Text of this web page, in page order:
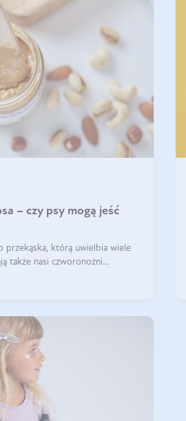
– czy psy mogą jeść
przekąska, którą uwielbia wiele
także nasi czworonożni